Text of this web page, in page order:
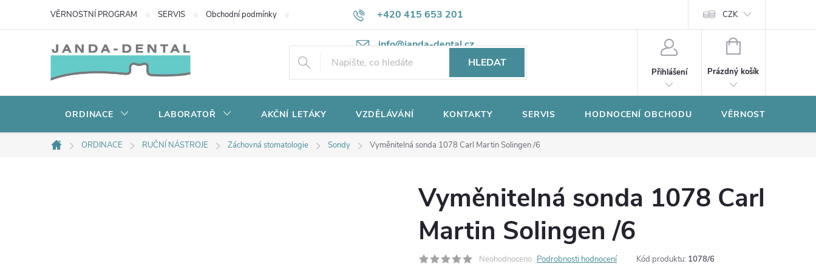
+420 415 653 201
info@janda-dental.cz
VĚRNOSTNÍ PROGRAM SERVIS Obchodní podmínky Potřebujete poradit? Ochrana osobních údajů CZK
HLEDAT
Přihlášení
NÁKUPNÍ
Prázdný košík
ORDINACE LABORATOŘ AKČNÍ LETÁKY VZDĚLÁVÁNÍ KONTAKTY SERVIS HODNOCENÍ OBCHODU VĚRNOSTNÍ
Domů
ORDINACE RUČNÍ NÁSTROJE Záchovná stomatologie Sondy Vyměnitelná sonda 1078 Carl Martin Solingen /6
Vyměnitelná sonda 1078 Carl
Martin Solingen /6
Neohodnoceno Podrobnosti hodnocení Kód produktu: 1078/6